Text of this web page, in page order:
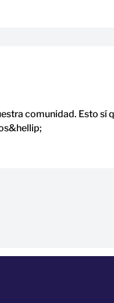
comunidad. Esto sí